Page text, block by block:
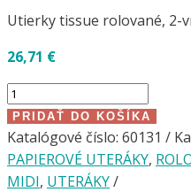
Utierky tissue rolované, 2-
26,71 €
množstvo
Utierky
tissue
rolované,
2-
PRIDAŤ DO KOŠÍKA
Katalógové číslo: 60131
PAPIEROVÉ UTERÁKY,
MIDI, UTERÁKY